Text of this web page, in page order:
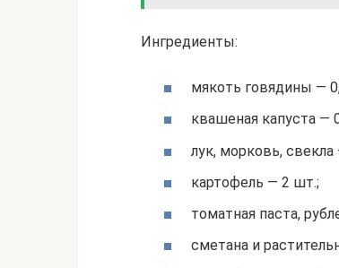
Ингредиенты:
мякоть говядины —
квашеная капуста —
лук, морковь,
картофель — 2 шт.;
томатная паста,
сметана и